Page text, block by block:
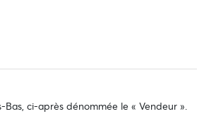
ci-après dénommée le « Vendeur ».